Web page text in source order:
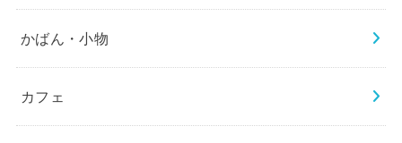
かばん・小物
カフェ